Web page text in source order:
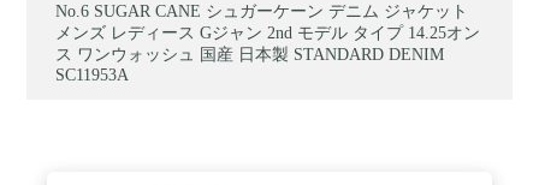
SUGAR CANE シュガーケーン デニム ジャケット
メンズ レディース Gジャン 2nd モデル タイプ 14.25オン
ス ワンウォッシュ 国産 日本製 STANDARD DENIM
SC11953A